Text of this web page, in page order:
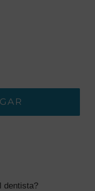
dentista?